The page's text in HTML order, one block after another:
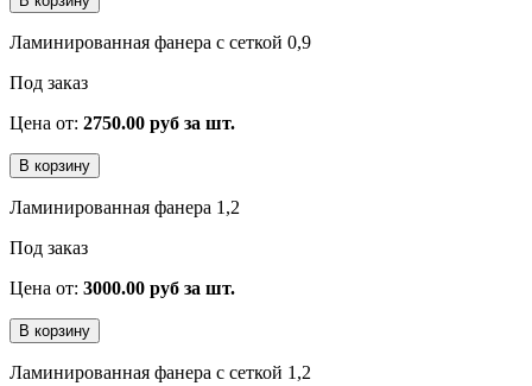
Ламинированная фанера с сеткой 0,9
Под заказ
Цена от: 2750.00 руб за шт.
Ламинированная фанера 1,2
Под заказ
Цена от: 3000.00 руб за шт.
Ламинированная фанера с сеткой 1,2